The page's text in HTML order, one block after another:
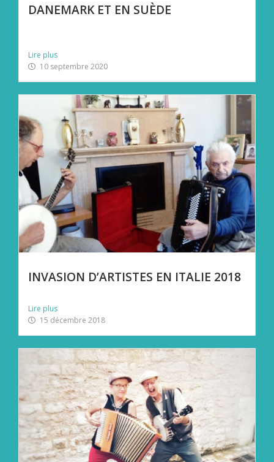
DANEMARK ET EN SUÈDE
Lire plus
10 septembre 2020
INVASION D’ARTISTES EN ITALIE 2018
Lire plus
15 décembre 2018